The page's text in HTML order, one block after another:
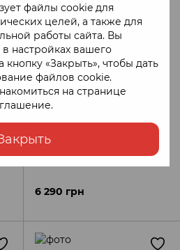
файлы cookie для
целей, а также для
работы сайта. Вы
настройках вашего
«Закрыть», чтобы дать
файлов cookie.
на странице
.
6 290 грн